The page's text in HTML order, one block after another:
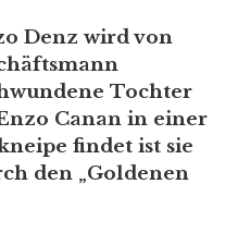
Denz wird von
Tochter
Canan in einer
findet ist sie
den „Goldenen